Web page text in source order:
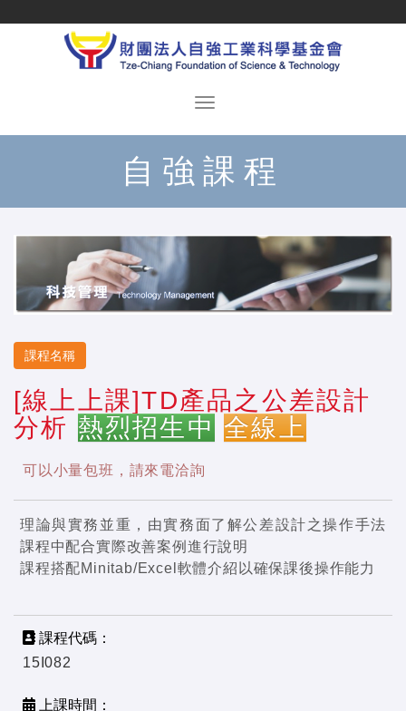
自強課程
課程名稱
[線上上課]TD產品之公差設計
分析 熱烈招生中 全線上
可以小量包班，請來電洽詢
理論與實務並重，由實務面了解公差設計之操作手法
課程中配合實際改善案例進行說明
課程搭配Minitab/Excel軟體介紹以確保課後操作能力
課程代碼：
15I082
上課時間：